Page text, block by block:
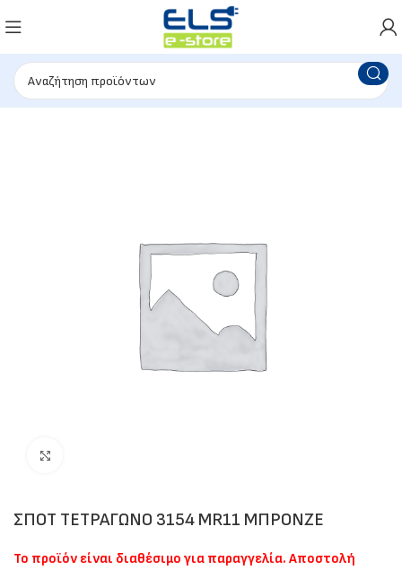
ΣΠΟΤ ΤΕΤΡΑΓΩΝΟ 3154 MR11 ΜΠΡΟΝΖΕ
Το προϊόν είναι διαθέσιμο για παραγγελία. Αποστολή